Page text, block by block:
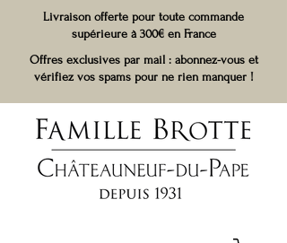
Livraison offerte pour toute commande
supérieure à 300€ en France
Offres exclusives par mail : abonnez-vous et
vérifiez vos spams pour ne rien manquer !